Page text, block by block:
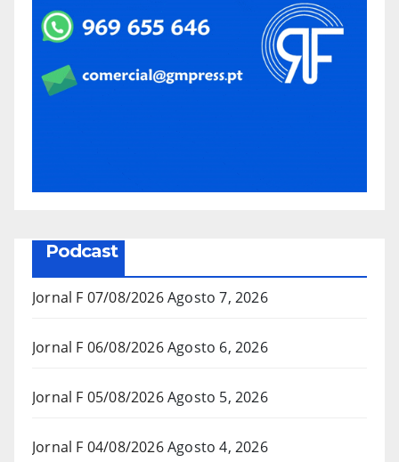
Podcast
Jornal F 07/08/2026Agosto 7, 2026
Jornal F 06/08/2026Agosto 6, 2026
Jornal F 05/08/2026Agosto 5, 2026
Jornal F 04/08/2026Agosto 4, 2026